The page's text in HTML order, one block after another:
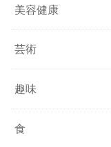
美容健康
芸術
趣味
食